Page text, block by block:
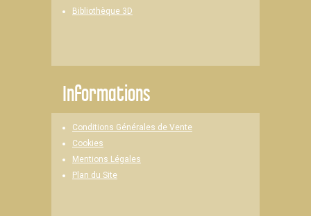
Bibliothèque 3D
Informations
Conditions Générales de Vente
Cookies
Mentions Légales
Plan du Site